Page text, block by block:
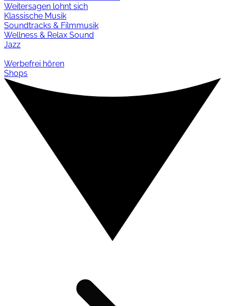
Weitersagen lohnt sich
Klassische Musik
Soundtracks & Filmmusik
Wellness & Relax Sound
Jazz
Werbefrei hören
Shops